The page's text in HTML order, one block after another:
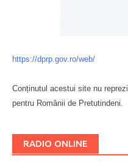
https://dprp.gov.ro/web/
Conținutul acestui site nu
pentru Românii de Pretutindeni.
RADIO ONLINE